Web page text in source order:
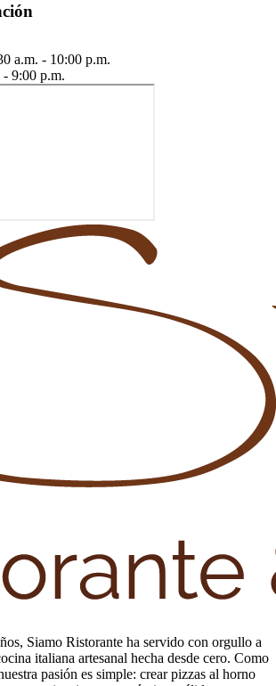
a.m. - 10:00 p.m.
- 9:00 p.m.
Siamo Ristorante ha servido con orgullo a
italiana artesanal hecha desde cero. Como
pasión es simple: crear pizzas al horno